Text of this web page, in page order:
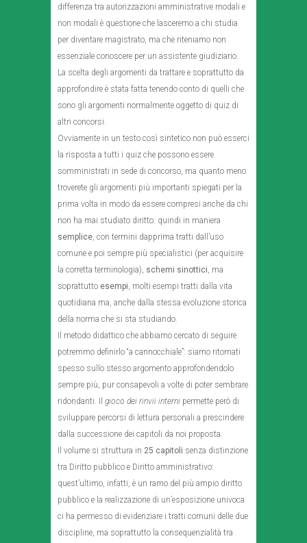
differenza tra autorizzazioni amministrative modali e
non modali è questione che lasceremo a chi studia
per diventare magistrato, ma che riteniamo non
essenziale conoscere per un assistente giudiziario.
La scelta degli argomenti da trattare e soprattutto da
approfondire è stata fatta tenendo conto di quelli che
sono gli argomenti normalmente oggetto di quiz di
altri concorsi.
Ovviamente in un testo così sintetico non può esserci
la risposta a tutti i quiz che possono essere
somministrati in sede di concorso, ma quanto meno
troverete gli argomenti più importanti spiegati per la
prima volta in modo da essere compresi anche da chi
non ha mai studiato diritto: quindi in maniera
semplice, con termini dapprima tratti dall’uso
comune e poi sempre più specialistici (per acquisire
la corretta terminologia), schemi sinottici, ma
soprattutto esempi, molti esempi tratti dalla vita
quotidiana ma, anche dalla stessa evoluzione storica
della norma che si sta studiando.
Il metodo didattico che abbiamo cercato di seguire
potremmo definirlo “a cannocchiale”: siamo ritornati
spesso sullo stesso argomento approfondendolo
sempre più, pur consapevoli a volte di poter sembrare
ridondanti. Il gioco dei rinvii interni permette però di
sviluppare percorsi di lettura personali a prescindere
dalla successione dei capitoli da noi proposta.
Il volume si struttura in 25 capitoli senza distinzione
tra Diritto pubblico e Diritto amministrativo:
quest’ultimo, infatti, è un ramo del più ampio diritto
pubblico e la realizzazione di un’esposizione univoca
ci ha permesso di evidenziare i tratti comuni delle due
discipline, ma soprattutto la consequenzialità tra